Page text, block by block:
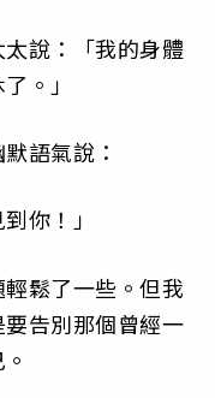
說：「我的身體
。」
語氣說：
你！」
鬆了一些。但我
告別那個曾經一